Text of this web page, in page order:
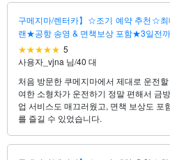
구메지마/렌터카】☆조기 예약 추천☆최
랜★공항 송영 & 면책보상 포함★3일전
5
사용자_vjna 님/40 대
처음 방문한 쿠메지마에서 제대로 운전
여한 소형차가 운전하기 정말 편해서 금
업 서비스도 매끄러웠고, 면책 보상도 포
를 즐길 수 있었습니다.